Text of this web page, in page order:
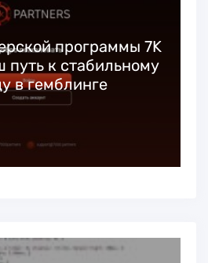
программы 7K
путь к стабильному
в гемблинге